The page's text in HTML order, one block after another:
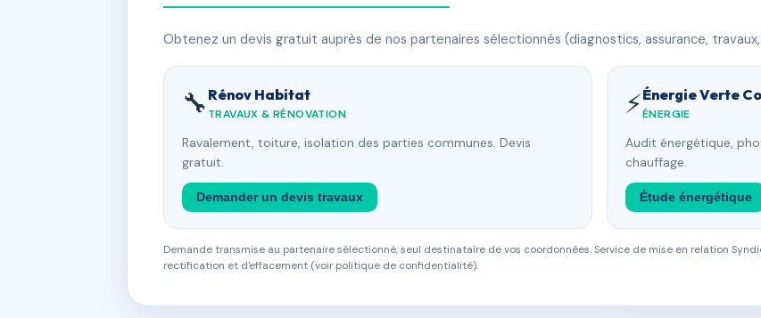
Obtenez un devis gratuit auprès de nos partenaires sélectionnés (diagnostics, assurance,
🔧 Rénov Habitat
TRAVAUX & RÉNOVATION
Ravalement, toiture, isolation des parties communes. Devis
gratuit.
Demander un devis travaux
⚡Énergie Verte
ÉNERGIE
Audit énergétique,
chauffage.
Étude énergétique
Demande transmise au partenaire sélectionné, seul destinataire de vos coordonnées. Service de mise en relation
rectification et d'effacement (voir politique de confidentialité).